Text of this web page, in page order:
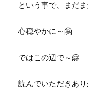
という事で、まだ
心穏やかに～🤗
ではこの辺で～🤗
読んでいただきあ